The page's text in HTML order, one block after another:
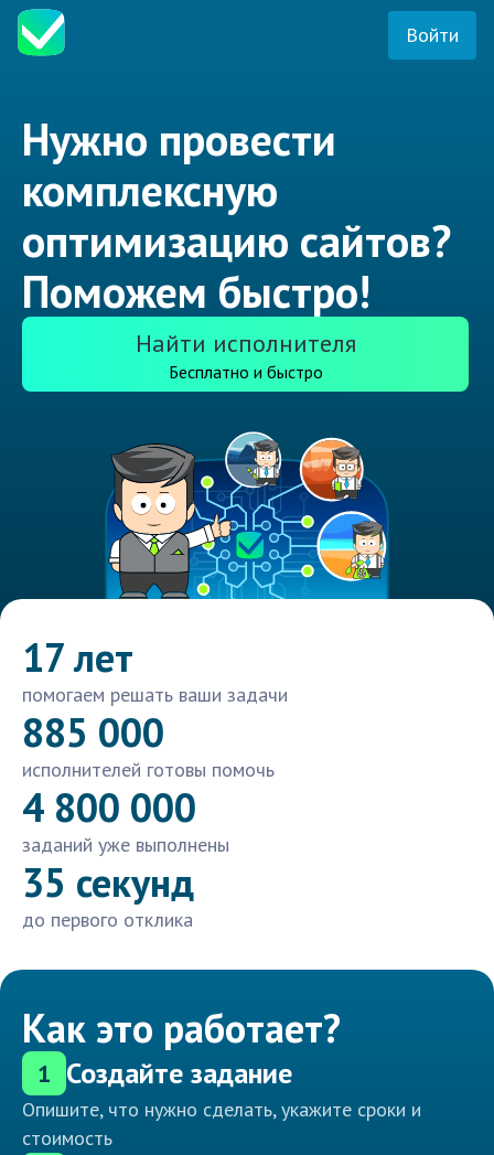
Войти
Нужно провести
комплексную
оптимизацию сайтов?
Поможем быстро!
Найти исполнителя
Бесплатно и быстро
17 лет
помогаем решать ваши задачи
885 000
исполнителей готовы помочь
4 800 000
заданий уже выполнены
35 секунд
до первого отклика
Как это работает?
1 Создайте задание
Опишите, что нужно сделать, укажите сроки и
стоимость